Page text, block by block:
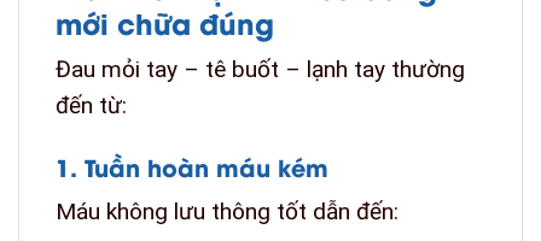
mới chữa đúng
Đau mỏi tay – tê buốt – lạnh tay thường
đến từ:
1. Tuần hoàn máu kém
Máu không lưu thông tốt dẫn đến: